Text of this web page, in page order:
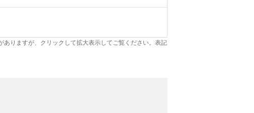
りますが、クリックして拡大表示してご覧ください。表記